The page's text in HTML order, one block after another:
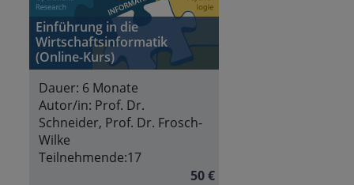
Einführung in die
Wirtschaftsinformatik
(Online-Kurs)
Dauer: 6 Monate
Autor/in: Prof. Dr.
Schneider, Prof. Dr. Frosch-
Wilke
Teilnehmende:17
50 €